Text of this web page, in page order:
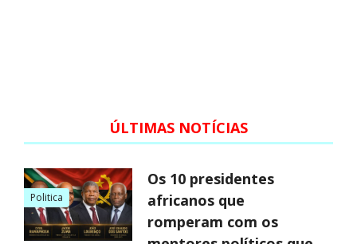
ÚLTIMAS NOTÍCIAS
Politica
Os 10 presidentes
africanos que
romperam com os